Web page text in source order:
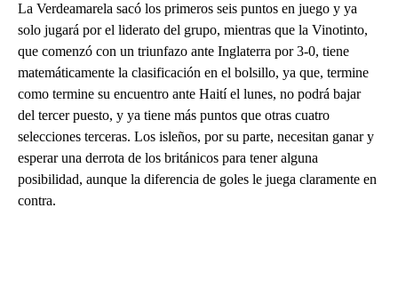
La Verdeamarela sacó los primeros seis puntos en juego y ya
solo jugará por el liderato del grupo, mientras que la Vinotinto,
que comenzó con un triunfazo ante Inglaterra por 3-0, tiene
matemáticamente la clasificación en el bolsillo, ya que, termine
como termine su encuentro ante Haití el lunes, no podrá bajar
del tercer puesto, y ya tiene más puntos que otras cuatro
selecciones terceras. Los isleños, por su parte, necesitan ganar y
esperar una derrota de los británicos para tener alguna
posibilidad, aunque la diferencia de goles le juega claramente en
contra.